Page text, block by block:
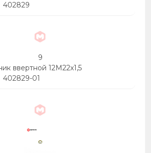
402829
9
ввертной 12М22х1,5
402829-01